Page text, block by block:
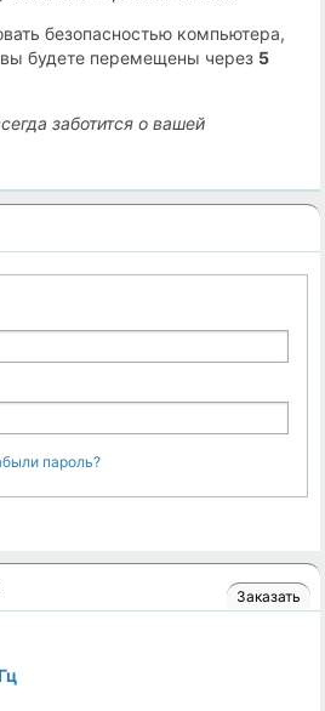
безопасностью компьютера,
будете перемещены через 5
заботится о вашей
пароль?
Заказать